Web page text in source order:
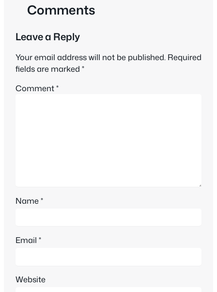
Comments
Leave a Reply
Your email address will not be published. Required
fields are marked *
Comment*
Name*
Email *
Website